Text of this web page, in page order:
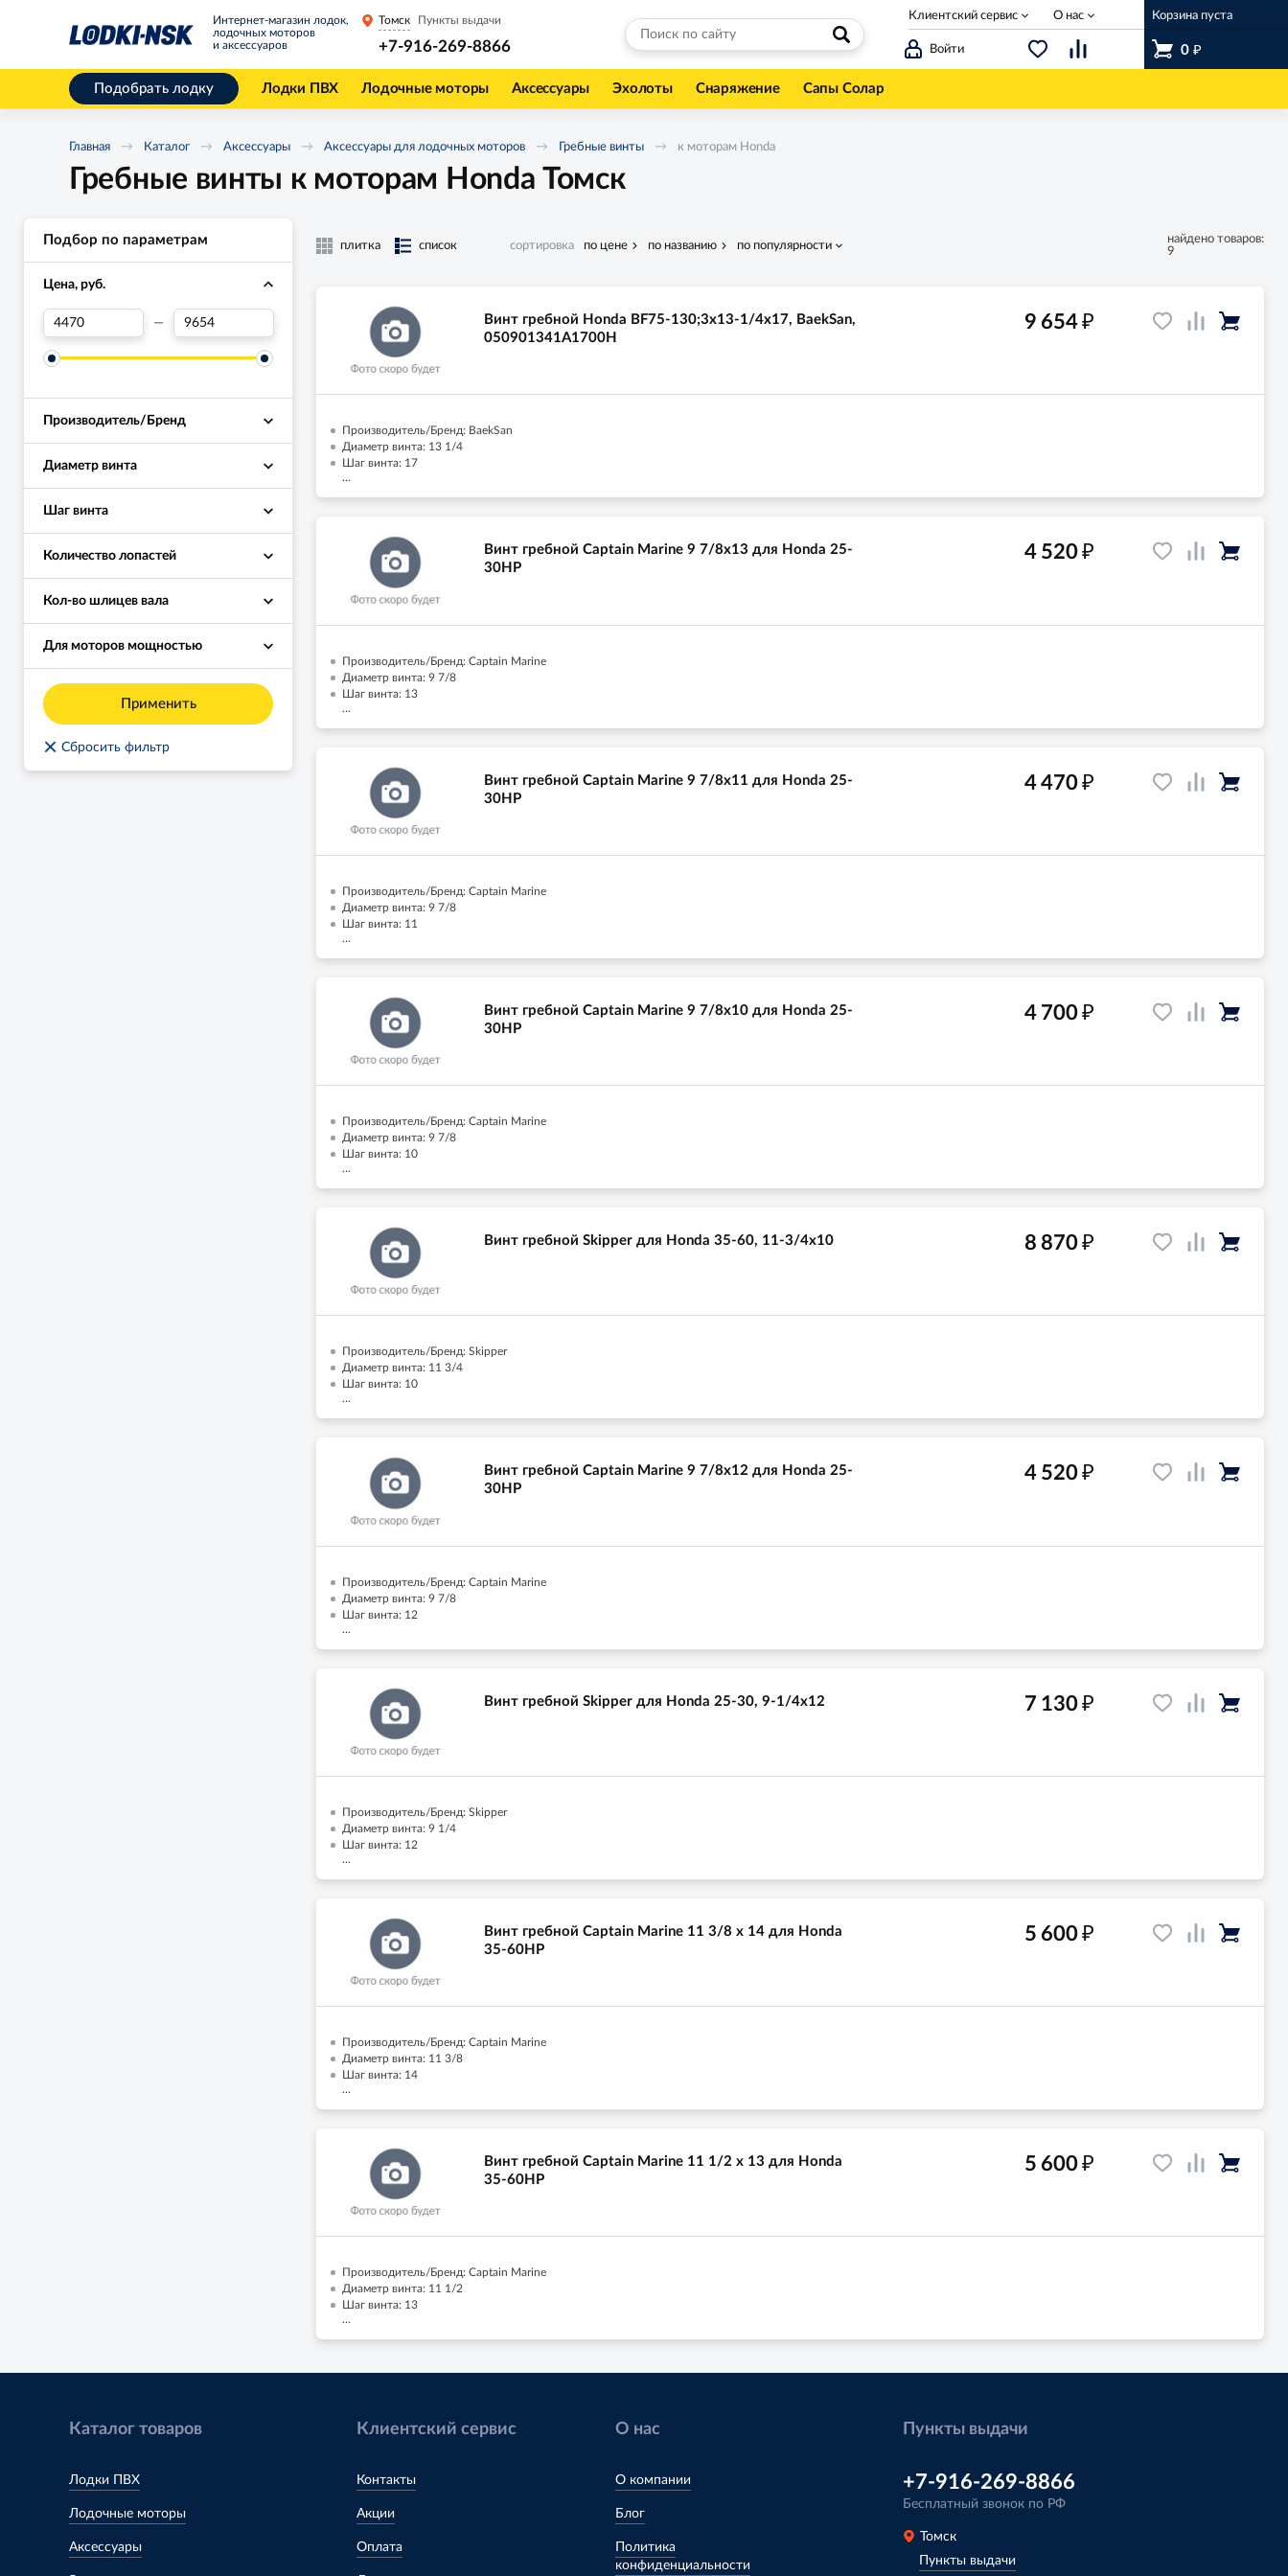
Интернет-магазин лодок,
лодочных моторов
и аксессуаров
Войти
Корзина пуста
0 ₽
Томск Пункты выдачи
+7-916-269-8866
Клиентский сервис О нас
Подобрать лодку Лодки ПВХ Лодочные моторы Аксессуары Эхолоты Снаряжение Сапы Солар
Главная Каталог Аксессуары Аксессуары для лодочных моторов Гребные винты к моторам Honda
Гребные винты к моторам Honda Томск
Подбор по параметрам
Цена, руб.
—
Производитель/Бренд
Диаметр винта
Шаг винта
Количество лопастей
Кол-во шлицев вала
Для моторов мощностью
Применить
× Сбросить фильтр
плитка список сортировка по цене по названию по популярности
найдено товаров:
9
Винт гребной Honda BF75-130;3x13-1/4x17, BaekSan,
050901341A1700H
Производитель/Бренд: BaekSan
Диаметр винта: 13 1/4
Шаг винта: 17
...
9 654₽
Винт гребной Captain Marine 9 7/8x13 для Honda 25-
30HP
Производитель/Бренд: Captain Marine
Диаметр винта: 9 7/8
Шаг винта: 13
...
4 520₽
Винт гребной Captain Marine 9 7/8x11 для Honda 25-
30HP
Производитель/Бренд: Captain Marine
Диаметр винта: 9 7/8
Шаг винта: 11
...
4 470₽
Винт гребной Captain Marine 9 7/8x10 для Honda 25-
30HP
Производитель/Бренд: Captain Marine
Диаметр винта: 9 7/8
Шаг винта: 10
...
4 700₽
Винт гребной Skipper для Honda 35-60, 11-3/4x10
Производитель/Бренд: Skipper
Диаметр винта: 11 3/4
Шаг винта: 10
...
8 870₽
Винт гребной Captain Marine 9 7/8x12 для Honda 25-
30HP
Производитель/Бренд: Captain Marine
Диаметр винта: 9 7/8
Шаг винта: 12
...
4 520₽
Винт гребной Skipper для Honda 25-30, 9-1/4x12
Производитель/Бренд: Skipper
Диаметр винта: 9 1/4
Шаг винта: 12
...
7 130₽
Винт гребной Captain Marine 11 3/8 x 14 для Honda
35-60HP
Производитель/Бренд: Captain Marine
Диаметр винта: 11 3/8
Шаг винта: 14
...
5 600₽
Винт гребной Captain Marine 11 1/2 x 13 для Honda
35-60HP
Производитель/Бренд: Captain Marine
Диаметр винта: 11 1/2
Шаг винта: 13
...
5 600₽
Каталог товаров
Лодки ПВХ
Лодочные моторы
Аксессуары
Клиентский сервис
Контакты
Акции
Оплата
О нас
О компании
Блог
Политика
конфиденциальности
Пункты выдачи
+7-916-269-8866
Бесплатный звонок по РФ
Томск
Пункты выдачи